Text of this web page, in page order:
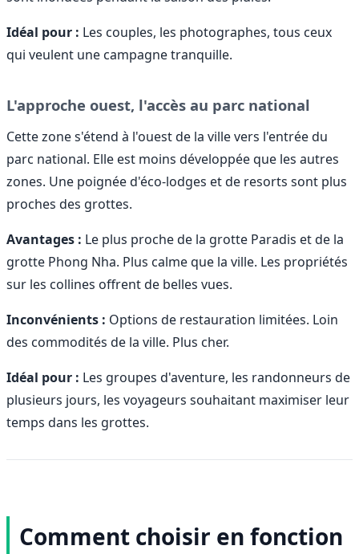
Idéal pour : Les couples, les photographes, tous ceux
qui veulent une campagne tranquille.
L'approche ouest, l'accès au parc national
Cette zone s'étend à l'ouest de la ville vers l'entrée du
parc national. Elle est moins développée que les autres
zones. Une poignée d'éco-lodges et de resorts sont plus
proches des grottes.
Avantages : Le plus proche de la grotte Paradis et de la
grotte Phong Nha. Plus calme que la ville. Les propriétés
sur les collines offrent de belles vues.
Inconvénients : Options de restauration limitées. Loin
des commodités de la ville. Plus cher.
Idéal pour : Les groupes d'aventure, les randonneurs de
plusieurs jours, les voyageurs souhaitant maximiser leur
temps dans les grottes.
Comment choisir en fonction